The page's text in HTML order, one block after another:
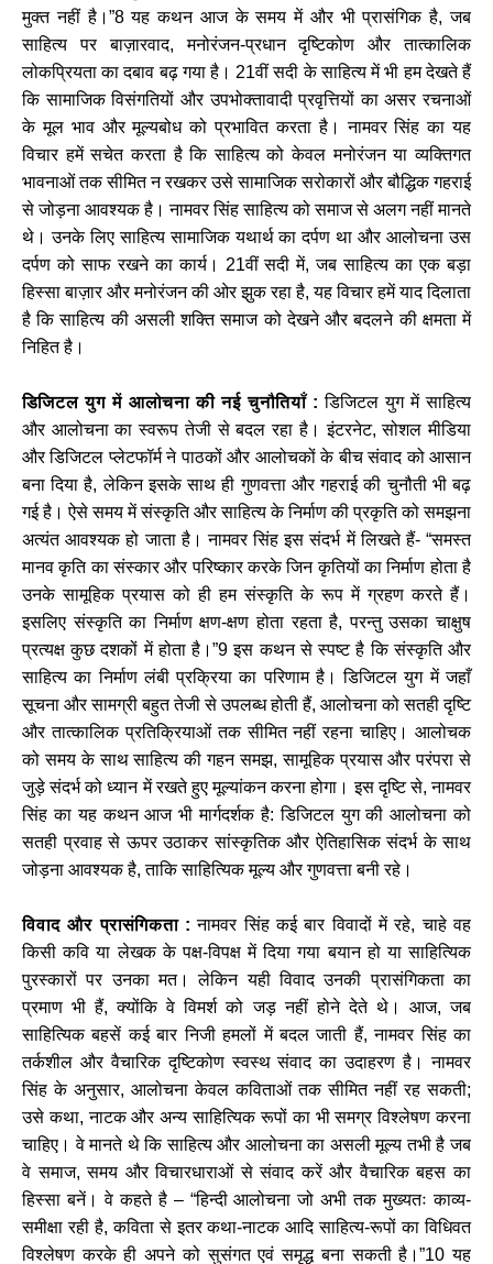
मुक्त नहीं है।”8 यह कथन आज के समय में और भी प्रासंगिक है, जब
साहित्य पर बाज़ारवाद, मनोरंजन-प्रधान दृष्टिकोण और तात्कालिक
लोकप्रियता का दबाव बढ़ गया है। 21वीं सदी के साहित्य में भी हम देखते हैं
कि सामाजिक विसंगतियों और उपभोक्तावादी प्रवृत्तियों का असर रचनाओं
के मूल भाव और मूल्यबोध को प्रभावित करता है। नामवर सिंह का यह
विचार हमें सचेत करता है कि साहित्य को केवल मनोरंजन या व्यक्तिगत
भावनाओं तक सीमित न रखकर उसे सामाजिक सरोकारों और बौद्धिक गहराई
से जोड़ना आवश्यक है। नामवर सिंह साहित्य को समाज से अलग नहीं मानते
थे। उनके लिए साहित्य सामाजिक यथार्थ का दर्पण था और आलोचना उस
दर्पण को साफ रखने का कार्य। 21वीं सदी में, जब साहित्य का एक बड़ा
हिस्सा बाज़ार और मनोरंजन की ओर झुक रहा है, यह विचार हमें याद दिलाता
है कि साहित्य की असली शक्ति समाज को देखने और बदलने की क्षमता में
निहित है।
डिजिटल युग में आलोचना की नई चुनौतियाँ : डिजिटल युग में साहित्य
और आलोचना का स्वरूप तेजी से बदल रहा है। इंटरनेट, सोशल मीडिया
और डिजिटल प्लेटफॉर्म ने पाठकों और आलोचकों के बीच संवाद को आसान
बना दिया है, लेकिन इसके साथ ही गुणवत्ता और गहराई की चुनौती भी बढ़
गई है। ऐसे समय में संस्कृति और साहित्य के निर्माण की प्रकृति को समझना
अत्यंत आवश्यक हो जाता है। नामवर सिंह इस संदर्भ में लिखते हैं- “समस्त
मानव कृति का संस्कार और परिष्कार करके जिन कृतियों का निर्माण होता है
उनके सामूहिक प्रयास को ही हम संस्कृति के रूप में ग्रहण करते हैं।
इसलिए संस्कृति का निर्माण क्षण-क्षण होता रहता है, परन्तु उसका चाक्षुष
प्रत्यक्ष कुछ दशकों में होता है।”9 इस कथन से स्पष्ट है कि संस्कृति और
साहित्य का निर्माण लंबी प्रक्रिया का परिणाम है। डिजिटल युग में जहाँ
सूचना और सामग्री बहुत तेजी से उपलब्ध होती हैं, आलोचना को सतही दृष्टि
और तात्कालिक प्रतिक्रियाओं तक सीमित नहीं रहना चाहिए। आलोचक
को समय के साथ साहित्य की गहन समझ, सामूहिक प्रयास और परंपरा से
जुड़े संदर्भ को ध्यान में रखते हुए मूल्यांकन करना होगा। इस दृष्टि से, नामवर
सिंह का यह कथन आज भी मार्गदर्शक है: डिजिटल युग की आलोचना को
सतही प्रवाह से ऊपर उठाकर सांस्कृतिक और ऐतिहासिक संदर्भ के साथ
जोड़ना आवश्यक है, ताकि साहित्यिक मूल्य और गुणवत्ता बनी रहे।
विवाद और प्रासंगिकता :नामवर सिंह कई बार विवादों में रहे, चाहे वह
किसी कवि या लेखक के पक्ष-विपक्ष में दिया गया बयान हो या साहित्यिक
पुरस्कारों पर उनका मत। लेकिन यही विवाद उनकी प्रासंगिकता का
प्रमाण भी हैं, क्योंकि वे विमर्श को जड़ नहीं होने देते थे। आज, जब
साहित्यिक बहसें कई बार निजी हमलों में बदल जाती हैं, नामवर सिंह का
तर्कशील और वैचारिक दृष्टिकोण स्वस्थ संवाद का उदाहरण है। नामवर
सिंह के अनुसार, आलोचना केवल कविताओं तक सीमित नहीं रह सकती;
उसे कथा, नाटक और अन्य साहित्यिक रूपों का भी समग्र विश्लेषण करना
चाहिए। वे मानते थे कि साहित्य और आलोचना का असली मूल्य तभी है जब
वे समाज, समय और विचारधाराओं से संवाद करें और वैचारिक बहस का
हिस्सा बनें। वे कहते है – “हिन्दी आलोचना जो अभी तक मुख्यतः काव्य-
समीक्षा रही है, कविता से इतर कथा-नाटक आदि साहित्य-रूपों का विधिवत
विश्लेषण करके ही अपने को सुसंगत एवं समृद्ध बना सकती है।”10 यह